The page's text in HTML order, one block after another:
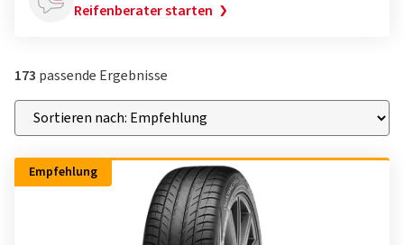
Reifenberater starten
173 passende Ergebnisse
Empfehlung